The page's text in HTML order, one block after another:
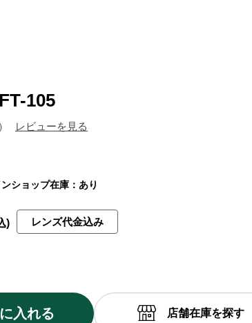
ショップ在庫：あり
レンズ代金込み
105
レビューを見る
入れる 店舗在庫を探す